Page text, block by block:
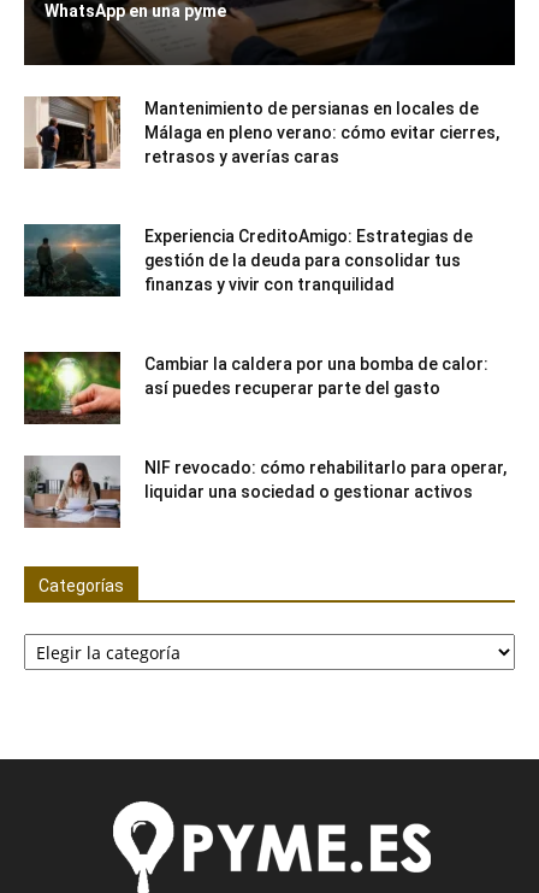
WhatsApp en una pyme
Mantenimiento de persianas en locales de
Málaga en pleno verano: cómo evitar cierres,
retrasos y averías caras
Experiencia CreditoAmigo: Estrategias de
gestión de la deuda para consolidar tus
finanzas y vivir con tranquilidad
Cambiar la caldera por una bomba de calor:
así puedes recuperar parte del gasto
NIF revocado: cómo rehabilitarlo para operar,
liquidar una sociedad o gestionar activos
Categorías
Categorías